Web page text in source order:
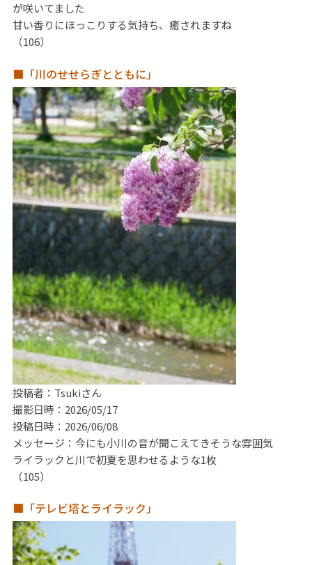
が咲いてました
甘い香りにほっこりする気持ち、癒されますね
（106）
■「川のせせらぎとともに」
投稿者：Tsukiさん
撮影日時：2026/05/17
投稿日時：2026/06/08
メッセージ：今にも小川の音が聞こえてきそうな雰囲気
ライラックと川で初夏を思わせるような1枚
（105）
■「テレビ塔とライラック」